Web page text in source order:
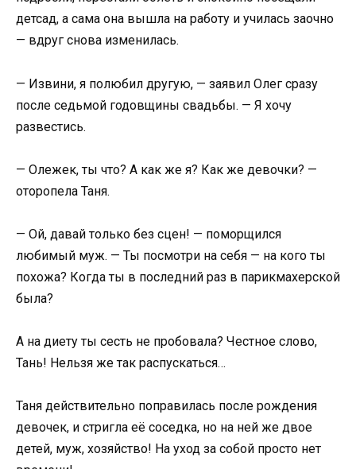
детсад, а сама она вышла на работу и училась заочно
— вдруг снова изменилась.
— Извини, я полюбил другую, — заявил Олег сразу
после седьмой годовщины свадьбы. — Я хочу
развестись.
— Олежек, ты что? А как же я? Как же девочки? —
оторопела Таня.
— Ой, давай только без сцен! — поморщился
любимый муж. — Ты посмотри на себя — на кого ты
похожа? Когда ты в последний раз в парикмахерской
была?
А на диету ты сесть не пробовала? Честное слово,
Тань! Нельзя же так распускаться…
Таня действительно поправилась после рождения
девочек, и стригла её соседка, но на ней же двое
детей, муж, хозяйство! На уход за собой просто нет